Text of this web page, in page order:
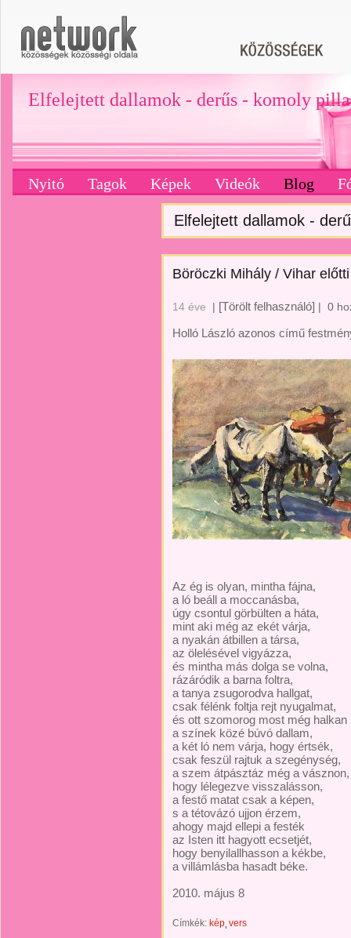
Elfelejtett dallamok - derűs - komoly
Nyitó Tagok Képek Videók Blog
Elfelejtett dallamok -
Böröczki Mihály / Vihar
14 éve | [Törölt felhasználó] | 0
Holló László azonos című
Az ég is olyan, mintha fájna,
a ló beáll a moccanásba,
úgy csontul görbülten a háta,
mint aki még az ekét várja,
a nyakán átbillen a társa,
az ölelésével vigyázza,
és mintha más dolga se volna,
rázáródik a barna foltra,
a tanya zsugorodva hallgat,
csak félénk foltja rejt nyugalmat,
és ott szomorog most még halkan
a színek közé búvó dallam,
a két ló nem várja, hogy értsék,
csak feszül rajtuk a szegénység,
a szem átpásztáz még a vásznon,
hogy lélegezve visszalásson,
a festő matat csak a képen,
s a tétovázó ujjon érzem,
ahogy majd ellepi a festék
az Isten itt hagyott ecsetjét,
hogy benyilallhasson a kékbe,
a villámlásba hasadt béke.
2010. május 8
Címkék: kép vers